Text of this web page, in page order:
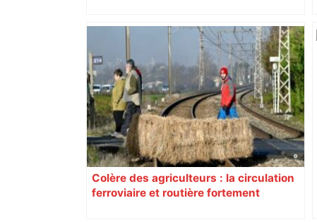
Après la fusion avec la liste PS
Toulouse, le candidat LFI salue "une
dynamique qui nous oblige à la
responsabilité" – Franceinfo
Colère des agriculteurs : la circulation
ferroviaire et routière fortement